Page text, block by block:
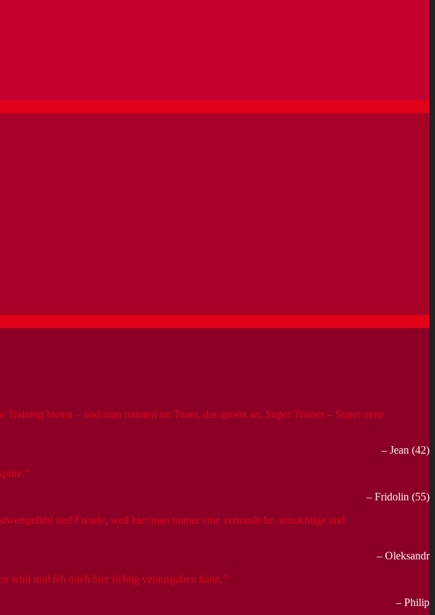
bieten – und man trainiert im Team, das spornt an. Super Trainer – Super nette
Jean (42)
Fridolin (55)
und Freude, weil hier man immer eine vertrauliche, umsichtige und
Oleksandr
wird und ich mich hier richtig verausgaben kann.
Philip